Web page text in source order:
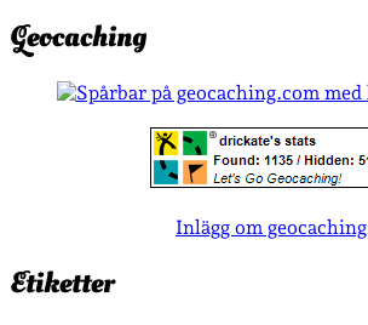
Geocaching
Inlägg om geocaching
Etiketter